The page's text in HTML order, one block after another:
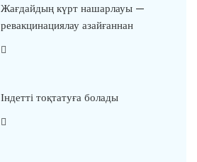
Жағдайдың күрт нашарлауы —
ревакцинациялау азайғаннан
Індетті тоқтатуға болады